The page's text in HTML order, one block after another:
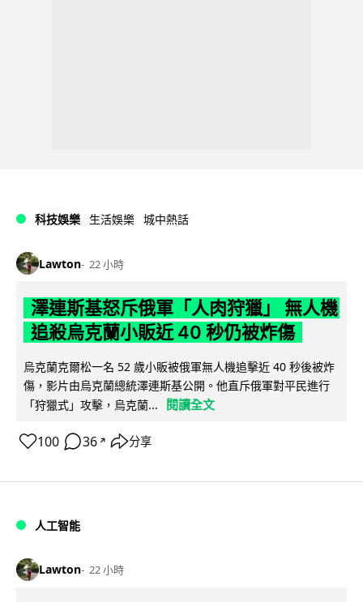
科技娛樂 生活娛樂 城中熱話
Lawton 22 小時
澤連斯基怒斥俄軍「人肉狩獵」 無人機
追殺烏克蘭小販近 40 秒仍被炸傷
烏克蘭克爾松一名 52 歲小販被俄軍無人機追擊近 40 秒後被炸
傷，影片由烏克蘭總統澤連斯基公開。他直斥俄軍對平民進行
「狩獵式」攻擊，烏克蘭...
閱讀全文
100 36 ↗ 分享
人工智能
Lawton 22 小時